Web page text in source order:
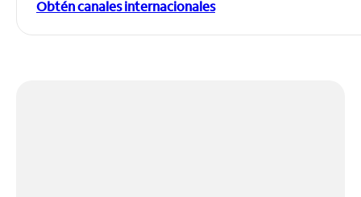
Obtén canales internacionales